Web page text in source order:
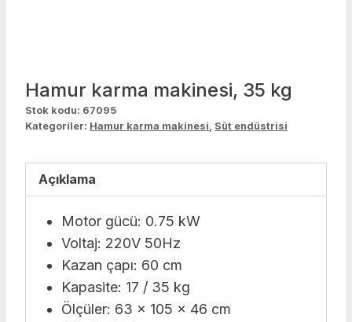
Hamur karma makinesi, 35 kg
Stok kodu: 67095
Kategoriler: Hamur karma makinesi, Süt endüstrisi
Açıklama
Motor gücü: 0.75 kW
Voltaj: 220V 50Hz
Kazan çapı: 60 cm
Kapasite: 17 / 35 kg
Ölçüler: 63 x 105 x 46 cm